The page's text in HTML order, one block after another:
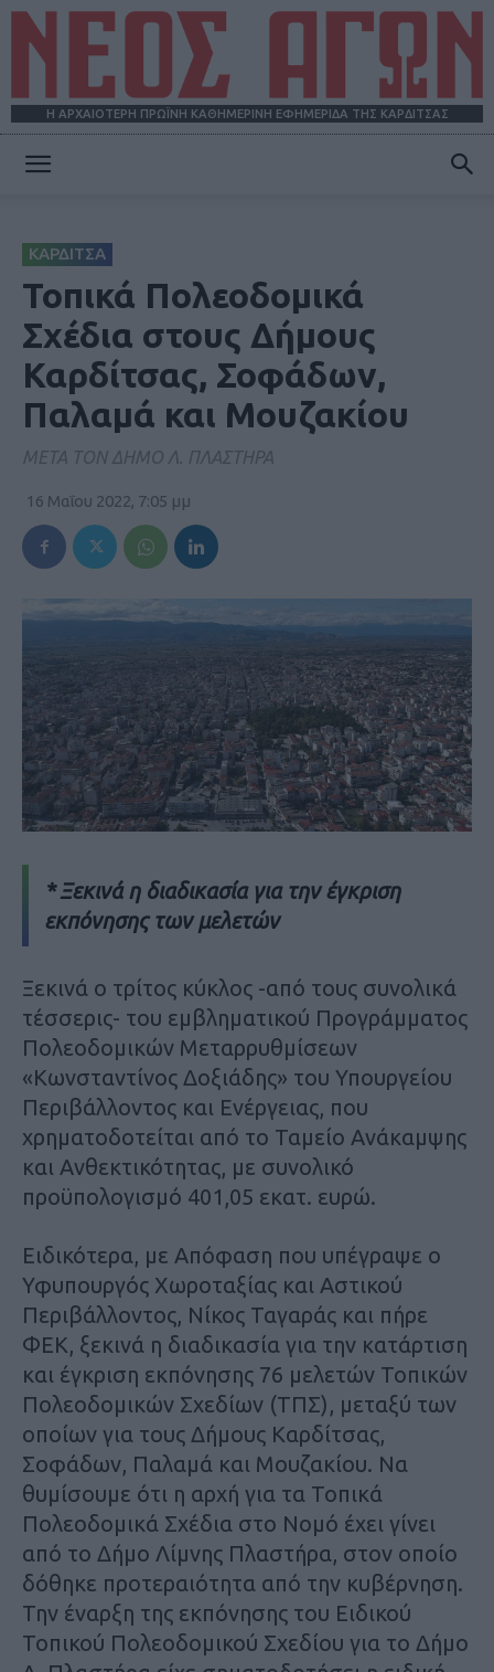
Η ΑΡΧΑΙΟΤΕΡΗ ΠΡΩΪΝΗ ΚΑΘΗΜΕΡΙΝΗ ΕΦΗΜΕΡΙΔΑ ΤΗΣ ΚΑΡΔΙΤΣΑΣ
ΚΑΡΔΙΤΣΑ
Τοπικά Πολεοδομικά
Σχέδια στους Δήμους
Καρδίτσας, Σοφάδων,
Παλαμά και Μουζακίου
ΜΕΤΑ ΤΟΝ ΔΗΜΟ Λ. ΠΛΑΣΤΗΡΑ
16 Μαΐου 2022, 7:05 μμ
* Ξεκινά η διαδικασία για την έγκριση
εκπόνησης των μελετών
Ξεκινά ο τρίτος κύκλος -από τους συνολικά
τέσσερις- του εμβληματικού Προγράμματος
Πολεοδομικών Μεταρρυθμίσεων
«Κωνσταντίνος Δοξιάδης» του Υπουργείου
Περιβάλλοντος και Ενέργειας, που
χρηματοδοτείται από το Ταμείο Ανάκαμψης
και Ανθεκτικότητας, με συνολικό
προϋπολογισμό 401,05 εκατ. ευρώ.
Ειδικότερα, με Απόφαση που υπέγραψε ο
Υφυπουργός Χωροταξίας και Αστικού
Περιβάλλοντος, Νίκος Ταγαράς και πήρε
ΦΕΚ, ξεκινά η διαδικασία για την κατάρτιση
και έγκριση εκπόνησης 76 μελετών Τοπικών
Πολεοδομικών Σχεδίων (ΤΠΣ), μεταξύ των
οποίων για τους Δήμους Καρδίτσας,
Σοφάδων, Παλαμά και Μουζακίου. Να
θυμίσουμε ότι η αρχή για τα Τοπικά
Πολεοδομικά Σχέδια στο Νομό έχει γίνει
από το Δήμο Λίμνης Πλαστήρα, στον οποίο
δόθηκε προτεραιότητα από την κυβέρνηση.
Την έναρξη της εκπόνησης του Ειδικού
Τοπικού Πολεοδομικού Σχεδίου για το Δήμο